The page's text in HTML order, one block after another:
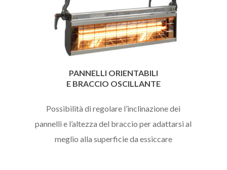
PANNELLI ORIENTABILI
E BRACCIO OSCILLANTE
Possibilità di regolare l’inclinazione dei
pannelli e l’altezza del braccio per adattarsi al
meglio alla superficie da essiccare